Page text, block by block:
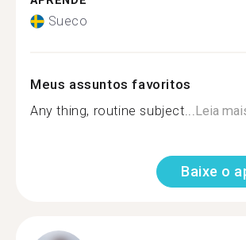
Sueco
Meus assuntos favoritos
Any thing, routine subject...Leia
Baixe o